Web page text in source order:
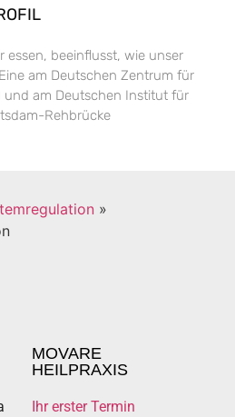
essen, beeinflusst, wie unser
am Deutschen Zentrum für
und am Deutschen Institut für
Rehbrücke
»
MOVARE
HEILPRAXIS
Ihr erster Termin